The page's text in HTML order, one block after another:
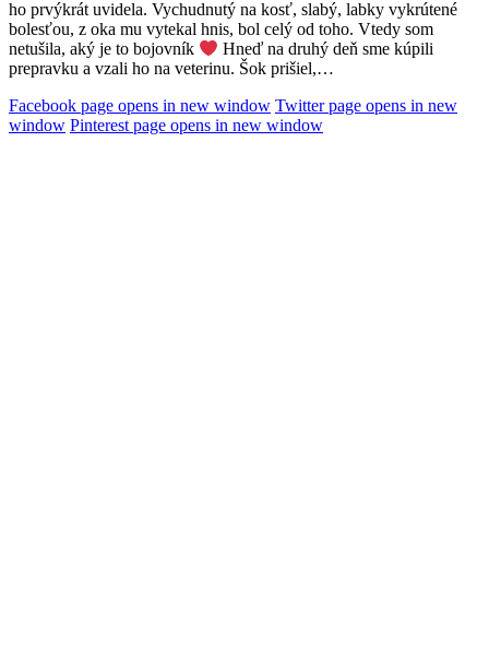
ho prvýkrát uvidela. Vychudnutý na kosť, slabý, labky vykrútené
bolesťou, z oka mu vytekal hnis, bol celý od toho. Vtedy som
netušila, aký je to bojovník
Hneď na druhý deň sme kúpili
prepravku a vzali ho na veterinu. Šok prišiel,…
Facebook page opens in new window Twitter page opens in new
window Pinterest page opens in new window